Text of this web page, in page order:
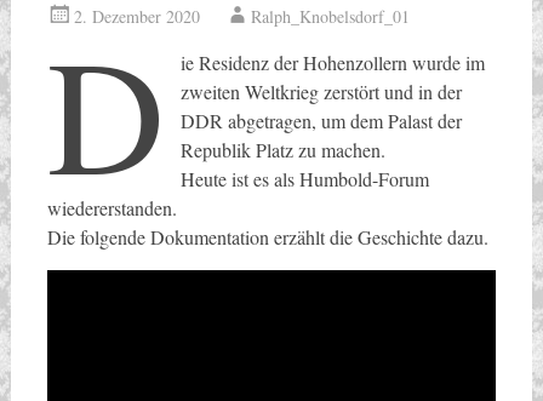
2. Dezember 2020 Ralph_Knobelsdorf_01
D
ie Residenz der Hohenzollern wurde im
zweiten Weltkrieg zerstört und in der
DDR abgetragen, um dem Palast der
Republik Platz zu machen.
Heute ist es als Humbold-Forum
wiedererstanden.
Die folgende Dokumentation erzählt die Geschichte dazu.